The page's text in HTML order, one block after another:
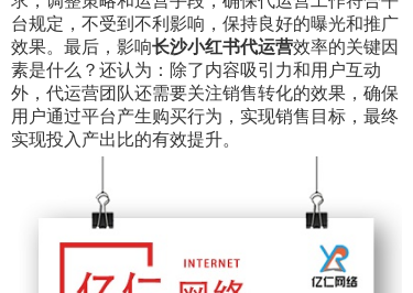
台规定，不受到不利影响，保持良好的曝光和推广
效果。最后，影响长沙小红书代运营效率的关键因
素是什么？ 还认为：除了内容吸引力和用户互动
外，代运营团队还需要关注销售转化的效果，确保
用户通过平台产生购买行为，实现销售目标，最终
实现投入产出比的有效提升。